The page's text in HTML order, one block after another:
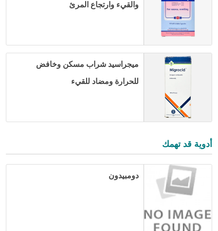
والقيء وارتجاع المرئ
ميجراسيد شراب مسكن وخافض
للحرارة ومضاد للقيء
أدوية قد تهمك
دومبيدون